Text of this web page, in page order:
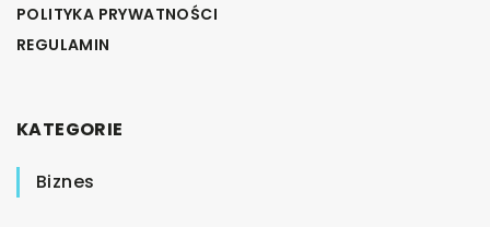
POLITYKA PRYWATNOŚCI
REGULAMIN
KATEGORIE
Biznes